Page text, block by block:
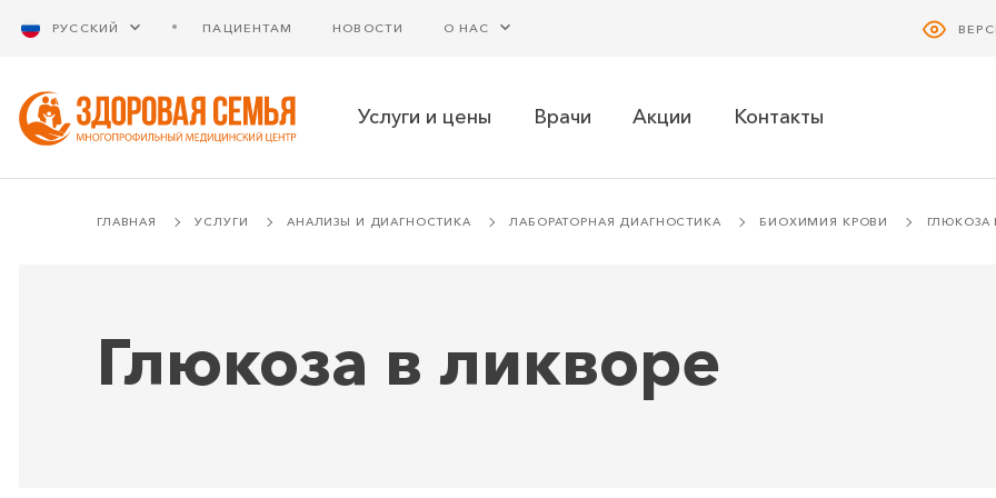
РУССКИЙ ПАЦИЕНТАМ НОВОСТИ О НАС
Услуги и цены Врачи Акции Контакты
ГЛАВНАЯ УСЛУГИ АНАЛИЗЫ И ДИАГНОСТИКА ЛАБОРАТОРНАЯ ДИАГНОСТИКА БИОХИМИЯ КРОВИ ГЛЮКОЗА
Глюкоза в ликворе